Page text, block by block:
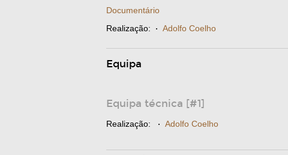
Documentário
Realização: · Adolfo Coelho
Equipa
Equipa técnica [#1]
Realização: · Adolfo Coelho